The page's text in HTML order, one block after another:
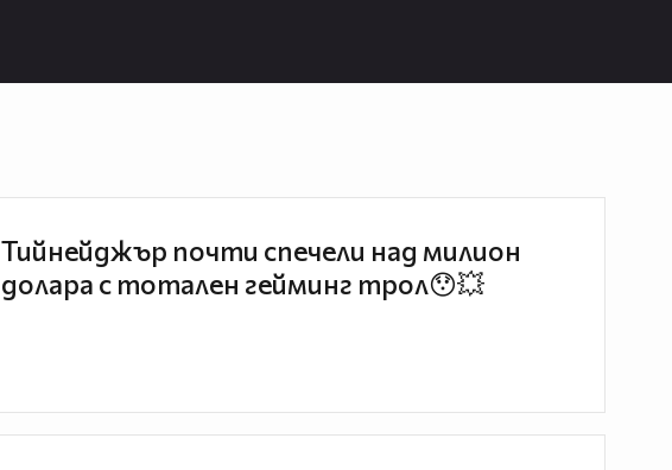
Тийнейджър почти спечели над милион
долара с тотален гейминг трол😯💥